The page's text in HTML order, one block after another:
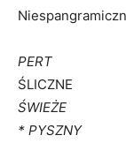
PERT
ŚLICZNE
ŚWIEŻE
* PYSZNY